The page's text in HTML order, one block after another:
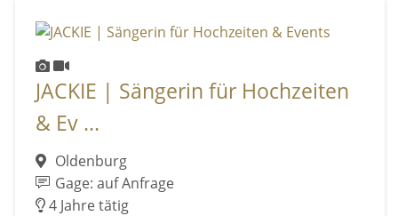
JACKIE | Sängerin für Hochzeiten
& Ev ...
Oldenburg
Gage: auf Anfrage
4 Jahre tätig